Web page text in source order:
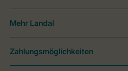
Mehr Landal
Zahlungsmöglichkeiten